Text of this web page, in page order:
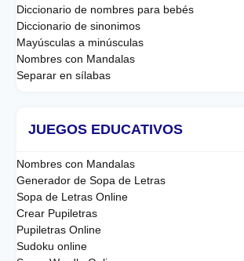
Diccionario de nombres para bebés
Diccionario de sinonimos
Mayúsculas a minúsculas
Nombres con Mandalas
Separar en sílabas
JUEGOS EDUCATIVOS
Nombres con Mandalas
Generador de Sopa de Letras
Sopa de Letras Online
Crear Pupiletras
Pupiletras Online
Sudoku online